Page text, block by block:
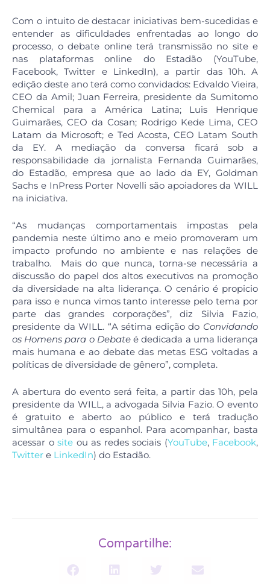
Com o intuito de destacar iniciativas bem-sucedidas e
entender as dificuldades enfrentadas ao longo do
processo, o debate online terá transmissão no site e
nas plataformas online do Estadão (YouTube,
Facebook, Twitter e LinkedIn), a partir das 10h. A
edição deste ano terá como convidados: Edvaldo Vieira,
CEO da Amil; Juan Ferreira, presidente da Sumitomo
Chemical para a América Latina; Luis Henrique
Guimarães, CEO da Cosan; Rodrigo Kede Lima, CEO
Latam da Microsoft; e Ted Acosta, CEO Latam South
da EY. A mediação da conversa ficará sob a
responsabilidade da jornalista Fernanda Guimarães,
do Estadão, empresa que ao lado da EY, Goldman
Sachs e InPress Porter Novelli são apoiadores da WILL
na iniciativa.
“As mudanças comportamentais impostas pela
pandemia neste último ano e meio promoveram um
impacto profundo no ambiente e nas relações de
trabalho. Mais do que nunca, torna-se necessária a
discussão do papel dos altos executivos na promoção
da diversidade na alta liderança. O cenário é propicio
para isso e nunca vimos tanto interesse pelo tema por
parte das grandes corporações”, diz Silvia Fazio,
presidente da WILL. “A sétima edição do Convidando
os Homens para o Debateé dedicada a uma liderança
mais humana e ao debate das metas ESG voltadas a
políticas de diversidade de gênero”, completa.
A abertura do evento será feita, a partir das 10h, pela
presidente da WILL, a advogada Silvia Fazio. O evento
é gratuito e aberto ao público e terá tradução
simultânea para o espanhol. Para acompanhar, basta
acessar o site ou as redes sociais (YouTube, Facebook,
Twitter e LinkedIn) do Estadão.
Compartilhe: